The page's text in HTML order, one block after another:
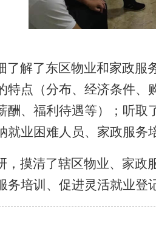
解了东区物业和家政服
特点（分布、经济条件
酬、福利待遇等）；听取
就业困难人员、家政服务
摸清了辖区物业、家政
务培训、促进灵活就业登